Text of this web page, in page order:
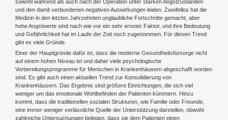
sowohl während als auch nach der Operation unter starken Angstzuständen
und den damit verbundenen negativen Auswirkungen leiden. Zweifellos hat die
Medizin in den letzten Jahrzehnten unglaubliche Fortschritte gemacht, aber
hohe Angstwerte sind nach wie vor ein sehr ernster Faktor, und ihre Bedeutung
und Gefährlichkeit hat im Laufe der Zeit noch zugenommen. Für diesen Trend
gibt es viele Gründe.
Einer der Hauptgründe dafür ist, dass die moderne Gesundheitsfürsorge nicht
auf einem hohen Niveau ist und daher viele psychologische
Vorbereitungsprogramme für Menschen in Krankenhäusern abgeschafft worden
sind. Es gibt auch einen aktuellen Trend zur Konsolidierung von
Krankenhäusern. Das Ergebnis sind größere Einrichtungen, die sich viel
weniger um das emotionale Wohlbefinden der Patienten kümmern. Hinzu
kommt, dass die traditionellen sozialen Strukturen, wie Familie oder Freunde,
eine immer weniger verlässliche Quelle der Unterstützung darstellen, obwohl
zahlreiche Untersuchungen belegen, dass sie dem Patienten einen